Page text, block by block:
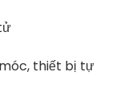
thiết bị tự